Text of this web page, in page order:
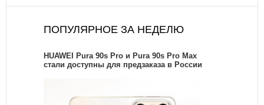
ПОПУЛЯРНОЕ ЗА НЕДЕЛЮ
HUAWEI Pura 90s Pro и Pura 90s Pro Max
стали доступны для предзаказа в России